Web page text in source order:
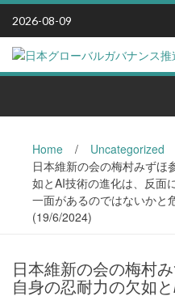
Skip
content
2026-08-09
Home / Uncategorized
日本維新の会の梅村みずほ
如とAI技術の進化は、反面
一面があるのではないかと
(19/6/2024)
日本維新の会の梅村
自身の忍耐力の欠如